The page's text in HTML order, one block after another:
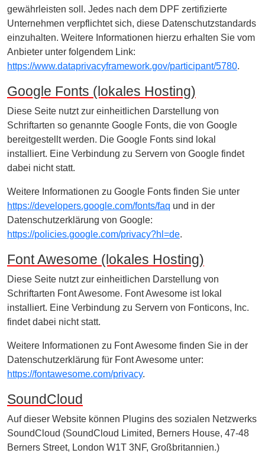
gewährleisten soll. Jedes nach dem DPF zertifizierte
Unternehmen verpflichtet sich, diese Datenschutzstandards
einzuhalten. Weitere Informationen hierzu erhalten Sie vom
Anbieter unter folgendem Link:
https://www.dataprivacyframework.gov/participant/5780.
Google Fonts (lokales Hosting)
Diese Seite nutzt zur einheitlichen Darstellung von
Schriftarten so genannte Google Fonts, die von Google
bereitgestellt werden. Die Google Fonts sind lokal
installiert. Eine Verbindung zu Servern von Google findet
dabei nicht statt.
Weitere Informationen zu Google Fonts finden Sie unter
https://developers.google.com/fonts/faq und in der
Datenschutzerklärung von Google:
https://policies.google.com/privacy?hl=de.
Font Awesome (lokales Hosting)
Diese Seite nutzt zur einheitlichen Darstellung von
Schriftarten Font Awesome. Font Awesome ist lokal
installiert. Eine Verbindung zu Servern von Fonticons, Inc.
findet dabei nicht statt.
Weitere Informationen zu Font Awesome finden Sie in der
Datenschutzerklärung für Font Awesome unter:
https://fontawesome.com/privacy.
SoundCloud
Auf dieser Website können Plugins des sozialen Netzwerks
SoundCloud (SoundCloud Limited, Berners House, 47-48
Berners Street, London W1T 3NF, Großbritannien.)